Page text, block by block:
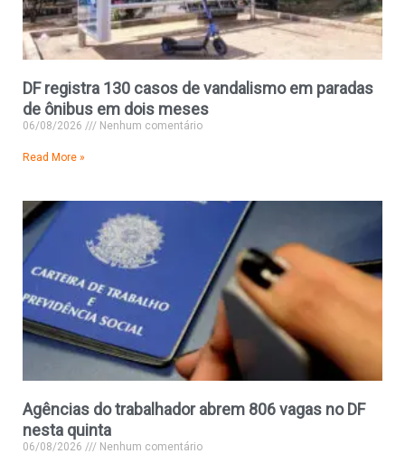
DF registra 130 casos de vandalismo em paradas
de ônibus em dois meses
06/08/2026 Nenhum comentário
Read More »
Agências do trabalhador abrem 806 vagas no DF
nesta quinta
06/08/2026 Nenhum comentário